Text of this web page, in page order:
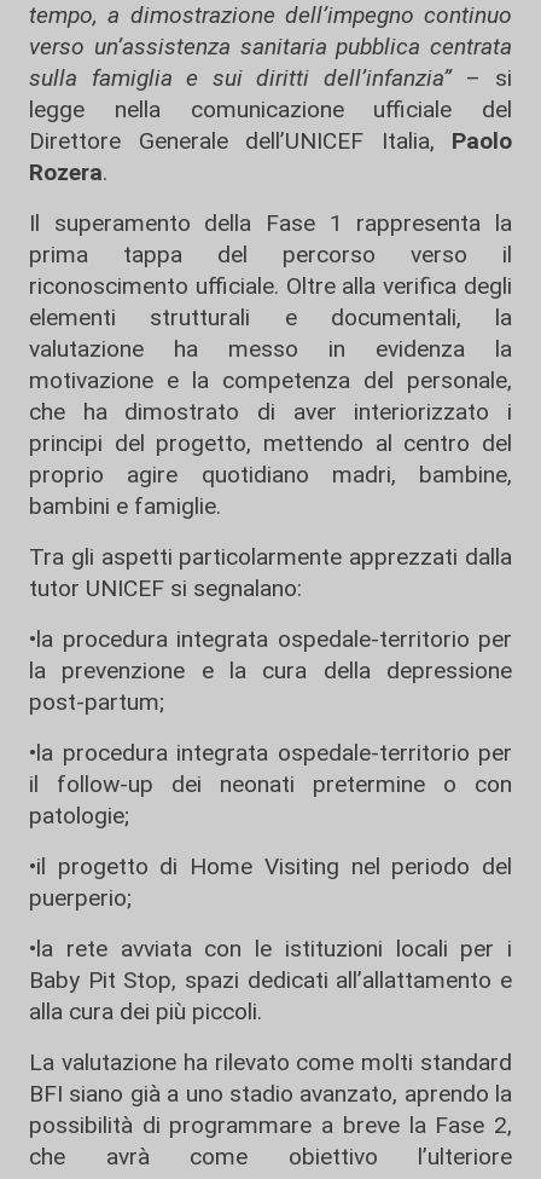
tempo, a dimostrazione dell’impegno continuo
verso un’assistenza sanitaria pubblica centrata
sulla famiglia e sui diritti dell’infanzia” – si
legge nella comunicazione ufficiale del
Direttore Generale dell’UNICEF Italia, Paolo
Rozera.
Il superamento della Fase 1 rappresenta la
prima tappa del percorso verso il
riconoscimento ufficiale. Oltre alla verifica degli
elementi strutturali e documentali, la
valutazione ha messo in evidenza la
motivazione e la competenza del personale,
che ha dimostrato di aver interiorizzato i
principi del progetto, mettendo al centro del
proprio agire quotidiano madri, bambine,
bambini e famiglie.
Tra gli aspetti particolarmente apprezzati dalla
tutor UNICEF si segnalano:
•la procedura integrata ospedale-territorio per
la prevenzione e la cura della depressione
post-partum;
•la procedura integrata ospedale-territorio per
il follow-up dei neonati pretermine o con
patologie;
•il progetto di Home Visiting nel periodo del
puerperio;
•la rete avviata con le istituzioni locali per i
Baby Pit Stop, spazi dedicati all’allattamento e
alla cura dei più piccoli.
La valutazione ha rilevato come molti standard
BFI siano già a uno stadio avanzato, aprendo la
possibilità di programmare a breve la Fase 2,
che avrà come obiettivo l’ulteriore